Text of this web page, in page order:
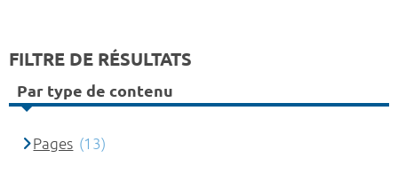
FILTRE DE RÉSULTATS
Par type de contenu
Pages (13)